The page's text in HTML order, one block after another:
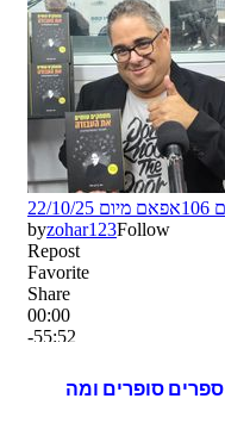
ספרים סופרים ומה